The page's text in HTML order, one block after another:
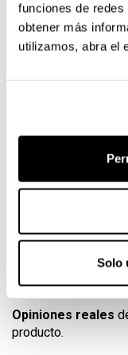
funciones de
obtener más
utilizamos, abra el
Solo
Estuche de
resistente:
Hasta longitud
Tres
Con asa y
Con candado
Maletín
20 Piezas
Opiniones reales
producto.